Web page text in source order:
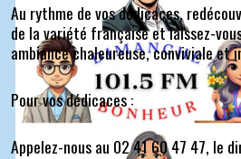
Au rythme de vos dédicaces,
de la variété française et laissez-
ambiance chaleureuse, conviviale et
Pour vos dédicaces :
Appelez-nous au 02 41 60 47 47, le